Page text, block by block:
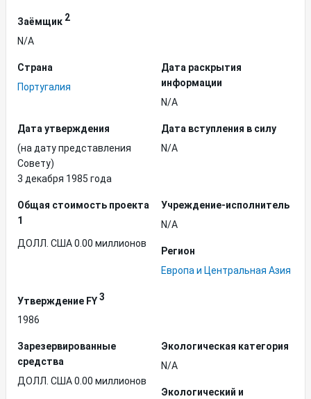
Заёмщик 2
N/A
Страна
Португалия
Дата раскрытия
информации
N/A
Дата утверждения
(на дату представления
Совету)
3 декабря 1985 года
Дата вступления в силу
N/A
Общая стоимость проекта
1
ДОЛЛ. США 0.00 миллионов
Учреждение-исполнитель
N/A
Регион
Европа и Центральная Азия
Утверждение FY3
1986
Зарезервированные
средства
ДОЛЛ. США 0.00 миллионов
Экологическая категория
N/A
Экологический и